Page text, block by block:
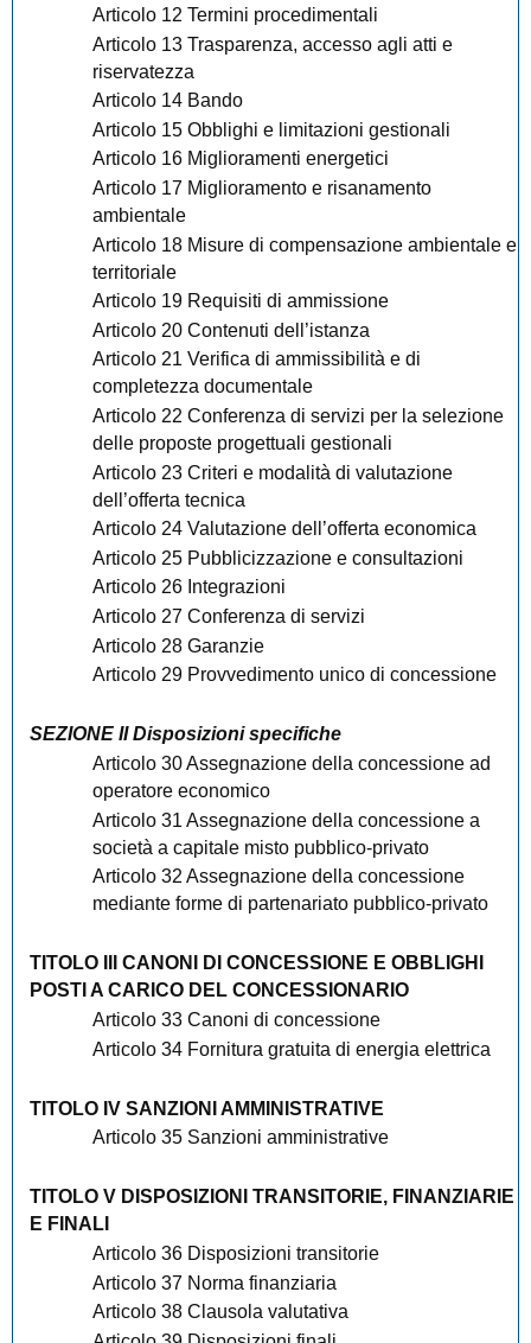
Articolo 12 Termini procedimentali
Articolo 13 Trasparenza, accesso agli atti e
riservatezza
Articolo 14 Bando
Articolo 15 Obblighi e limitazioni gestionali
Articolo 16 Miglioramenti energetici
Articolo 17 Miglioramento e risanamento
ambientale
Articolo 18 Misure di compensazione ambientale e
territoriale
Articolo 19 Requisiti di ammissione
Articolo 20 Contenuti dell’istanza
Articolo 21 Verifica di ammissibilità e di
completezza documentale
Articolo 22 Conferenza di servizi per la selezione
delle proposte progettuali gestionali
Articolo 23 Criteri e modalità di valutazione
dell’offerta tecnica
Articolo 24 Valutazione dell’offerta economica
Articolo 25 Pubblicizzazione e consultazioni
Articolo 26 Integrazioni
Articolo 27 Conferenza di servizi
Articolo 28 Garanzie
Articolo 29 Provvedimento unico di concessione
SEZIONE II Disposizioni specifiche
Articolo 30 Assegnazione della concessione ad
operatore economico
Articolo 31 Assegnazione della concessione a
società a capitale misto pubblico-privato
Articolo 32 Assegnazione della concessione
mediante forme di partenariato pubblico-privato
TITOLO III CANONI DI CONCESSIONE E OBBLIGHI
POSTI A CARICO DEL CONCESSIONARIO
Articolo 33 Canoni di concessione
Articolo 34 Fornitura gratuita di energia elettrica
TITOLO IV SANZIONI AMMINISTRATIVE
Articolo 35 Sanzioni amministrative
TITOLO V DISPOSIZIONI TRANSITORIE, FINANZIARIE
E FINALI
Articolo 36 Disposizioni transitorie
Articolo 37 Norma finanziaria
Articolo 38 Clausola valutativa